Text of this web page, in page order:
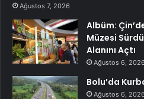
Ağustos 7, 2026
Albüm:
Müzesi
Alanını Açtı
Ağustos 6, 2026
Bolu’da
Ağustos 6, 2026